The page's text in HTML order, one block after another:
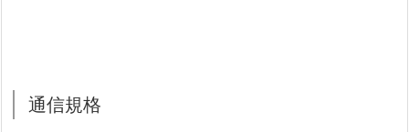
通信規格